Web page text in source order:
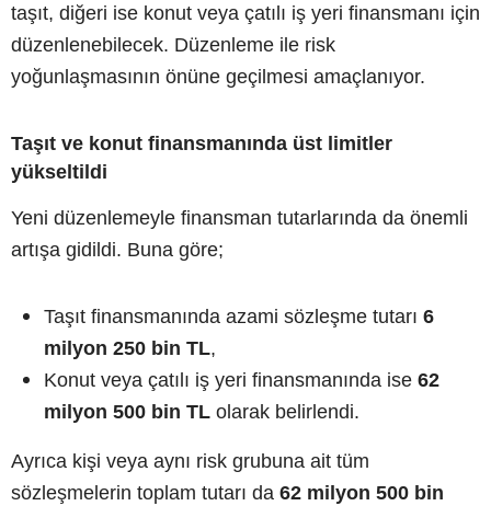
taşıt, diğeri ise konut veya çatılı iş yeri finansmanı için
düzenlenebilecek. Düzenleme ile risk
yoğunlaşmasının önüne geçilmesi amaçlanıyor.
Taşıt ve konut finansmanında üst limitler
yükseltildi
Yeni düzenlemeyle finansman tutarlarında da önemli
artışa gidildi. Buna göre;
Taşıt finansmanında azami sözleşme tutarı 6
milyon 250 bin TL,
Konut veya çatılı iş yeri finansmanında ise 62
milyon 500 bin TL olarak belirlendi.
Ayrıca kişi veya aynı risk grubuna ait tüm
sözleşmelerin toplam tutarı da 62 milyon 500 bin